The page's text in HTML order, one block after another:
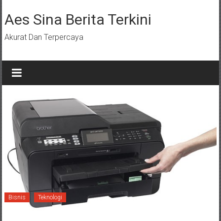
ke
konten
Aes Sina Berita Terkini
Akurat Dan Terpercaya
Bisnis Teknologi